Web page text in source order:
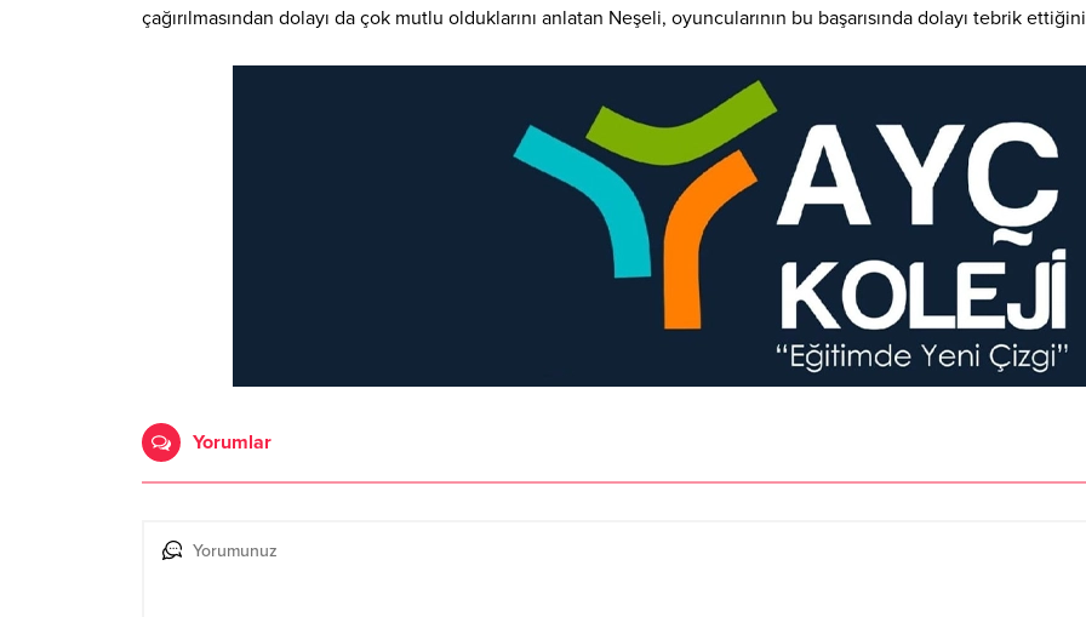
çağırılmasından dolayı da çok mutlu olduklarını anlatan Neşeli, oyuncularının bu başarısında dolayı tebrik
Yorumlar